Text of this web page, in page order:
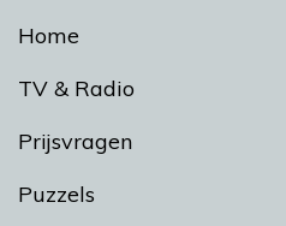
Home
TV & Radio
Prijsvragen
Puzzels